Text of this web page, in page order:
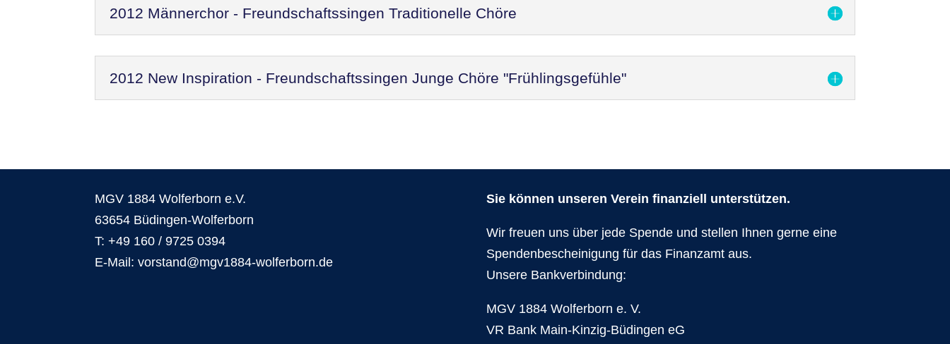
2012 Männerchor - Freundschaftssingen Traditionelle Chöre
2012 New Inspiration - Freundschaftssingen Junge Chöre "Frühlingsgefühle"
MGV 1884 Wolferborn e.V.
63654 Büdingen-Wolferborn
T: +49 160 / 9725 0394
E-Mail: vorstand@mgv1884-wolferborn.de
Sie können unseren Verein finanziell unterstützen.
Wir freuen uns über jede Spende und stellen Ihnen gerne eine
Spendenbescheinigung für das Finanzamt aus.
Unsere Bankverbindung:
MGV 1884 Wolferborn e. V.
VR Bank Main-Kinzig-Büdingen eG